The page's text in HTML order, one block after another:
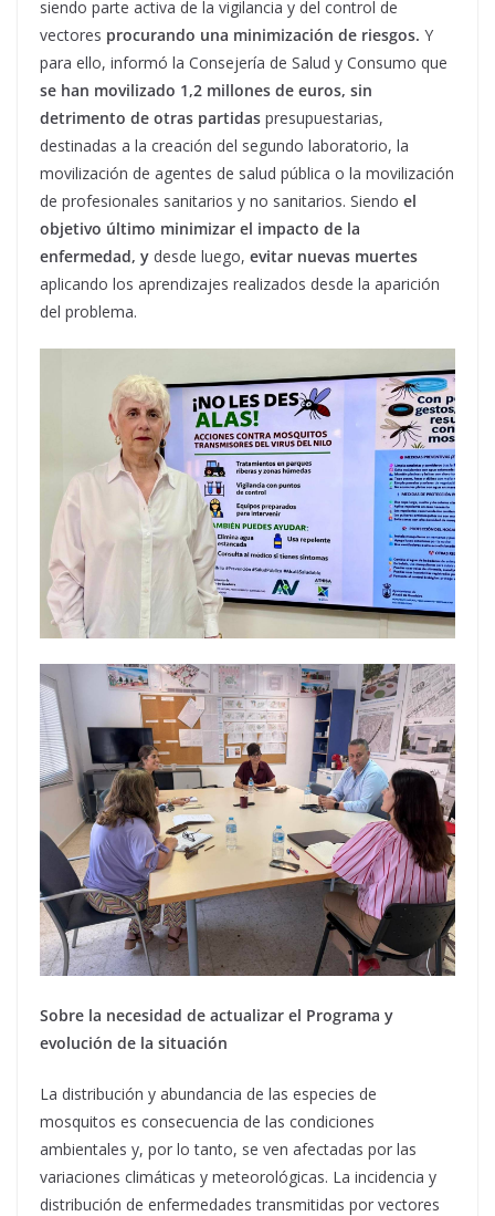
siendo parte activa de la vigilancia y del control de
vectores procurando una minimización de riesgos. Y
para ello, informó la Consejería de Salud y Consumo que
se han movilizado 1,2 millones de euros, sin
detrimento de otras partidas presupuestarias,
destinadas a la creación del segundo laboratorio, la
movilización de agentes de salud pública o la movilización
de profesionales sanitarios y no sanitarios. Siendo el
objetivo último minimizar el impacto de la
enfermedad, y desde luego, evitar nuevas muertes
aplicando los aprendizajes realizados desde la aparición
del problema.
Sobre la necesidad de actualizar el Programa y
evolución de la situación
La distribución y abundancia de las especies de
mosquitos es consecuencia de las condiciones
ambientales y, por lo tanto, se ven afectadas por las
variaciones climáticas y meteorológicas. La incidencia y
distribución de enfermedades transmitidas por vectores